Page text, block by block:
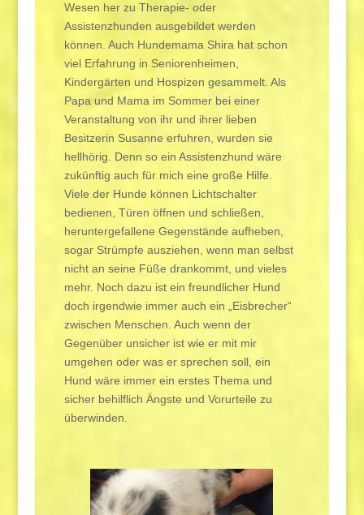
Wesen her zu Therapie- oder
Assistenzhunden ausgebildet werden
können. Auch Hundemama Shira hat schon
viel Erfahrung in Seniorenheimen,
Kindergärten und Hospizen gesammelt. Als
Papa und Mama im Sommer bei einer
Veranstaltung von ihr und ihrer lieben
Besitzerin Susanne erfuhren, wurden sie
hellhörig. Denn so ein Assistenzhund wäre
zukünftig auch für mich eine große Hilfe.
Viele der Hunde können Lichtschalter
bedienen, Türen öffnen und schließen,
heruntergefallene Gegenstände aufheben,
sogar Strümpfe ausziehen, wenn man selbst
nicht an seine Füße drankommt, und vieles
mehr. Noch dazu ist ein freundlicher Hund
doch irgendwie immer auch ein „Eisbrecher“
zwischen Menschen. Auch wenn der
Gegenüber unsicher ist wie er mit mir
umgehen oder was er sprechen soll, ein
Hund wäre immer ein erstes Thema und
sicher behilflich Ängste und Vorurteile zu
überwinden.